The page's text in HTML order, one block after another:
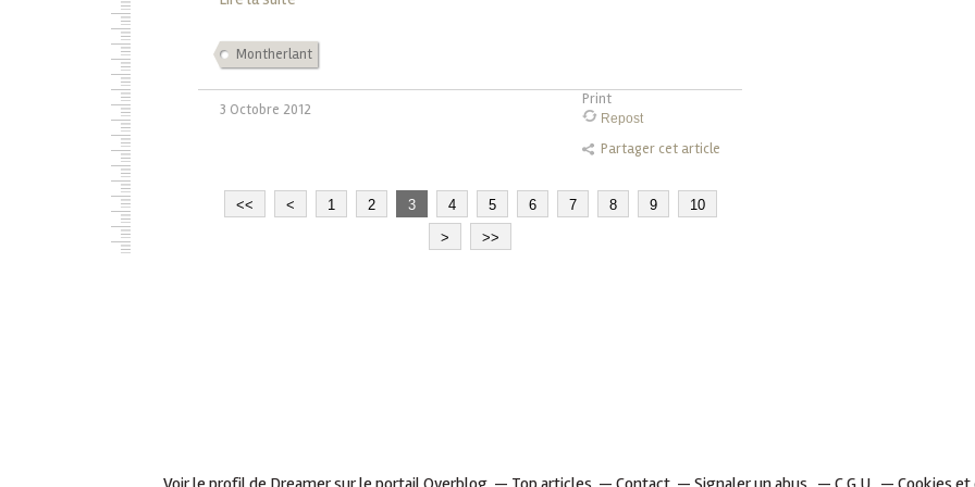
Montherlant
3 Octobre 2012
Print
Repost
Partager cet article
<< < 1 2 3 4 5 6 7 8 9
10
>
>>